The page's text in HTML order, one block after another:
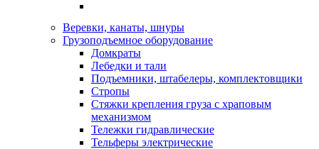
Веревки, канаты, шнуры
Грузоподъемное оборудование
Домкраты
Лебедки и тали
Подъемники, штабелеры, комплектовщики
Стропы
Стяжки крепления груза с храповым
механизмом
Тележки гидравлические
Тельферы электрические